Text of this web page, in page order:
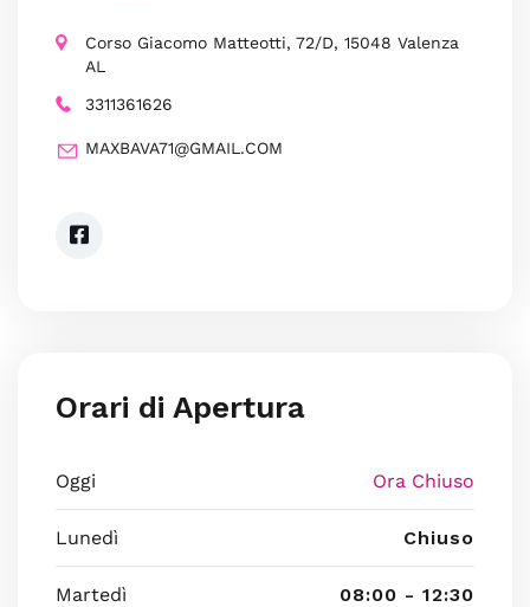
Corso Giacomo Matteotti, 72/D, 15048 Valenza
AL
3311361626
MAXBAVA71@GMAIL.COM
Orari di Apertura
Oggi Ora Chiuso
Lunedì Chiuso
Martedì
08:00 - 12:30